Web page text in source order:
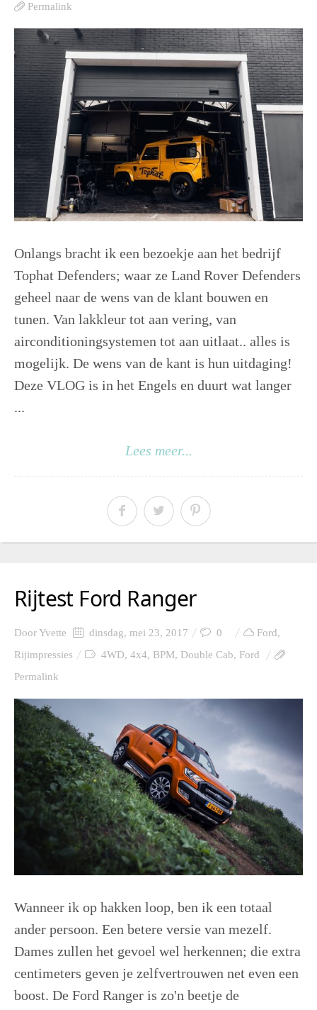
Permalink
Onlangs bracht ik een bezoekje aan het bedrijf
Tophat Defenders; waar ze Land Rover Defenders
geheel naar de wens van de klant bouwen en
tunen. Van lakkleur tot aan vering, van
airconditioningsystemen tot aan uitlaat.. alles is
mogelijk. De wens van de kant is hun uitdaging!
Deze VLOG is in het Engels en duurt wat langer
...
Lees meer...
Rijtest Ford Ranger
DoorYvette dinsdag, mei 23, 2017 0 Ford,
Rijimpressies
4WD, 4x4, BPM, Double Cab, Ford
Permalink
Wanneer ik op hakken loop, ben ik een totaal
ander persoon. Een betere versie van mezelf.
Dames zullen het gevoel wel herkennen; die extra
centimeters geven je zelfvertrouwen net even een
boost. De Ford Ranger is zo'n beetje de